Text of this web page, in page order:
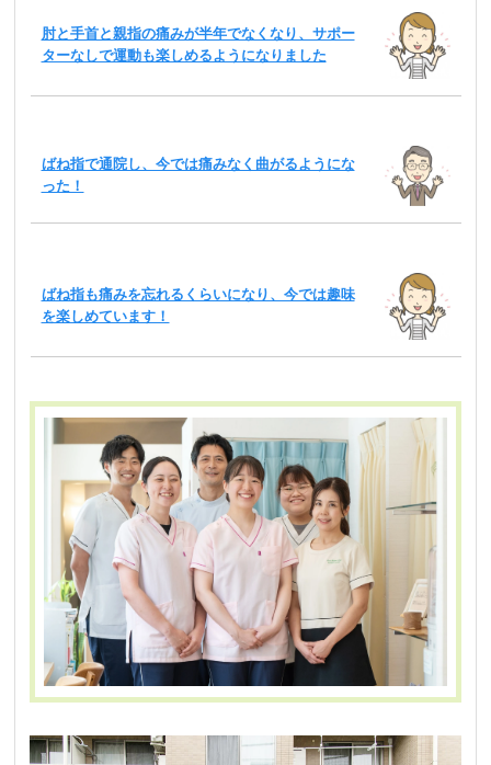
肘と手首と親指の痛みが半年でなくなり、サポー
ターなしで運動も楽しめるようになりました
ばね指で通院し、今では痛みなく曲がるようにな
った！
ばね指も痛みを忘れるくらいになり、今では趣味
を楽しめています！